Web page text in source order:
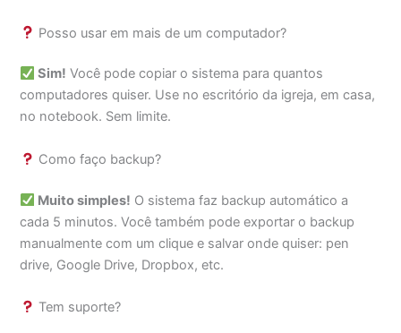
Posso usar em mais de um computador?
Sim! Você pode copiar o sistema para quantos
computadores quiser. Use no escritório da igreja, em casa,
no notebook. Sem limite.
Como faço backup?
Muito simples! O sistema faz backup automático a
cada 5 minutos. Você também pode exportar o backup
manualmente com um clique e salvar onde quiser: pen
drive, Google Drive, Dropbox, etc.
Tem suporte?